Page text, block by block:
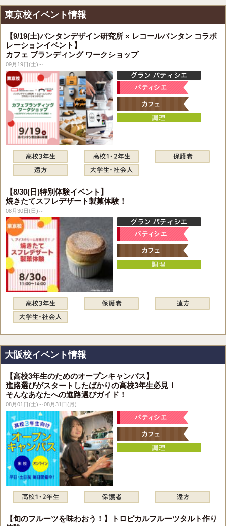
東京校イベント情報
【9/19(土)バンタンデザイン研究所 × レコールバンタン コラボ
レーションイベント】
カフェ ブランディング ワークショップ
09月19日(土)～
【8/30(日)特別体験イベント】
焼きたてスフレデザート製菓体験！
08月30日(日)～
大阪校イベント情報
【高校3年生のためのオープンキャンパス】
進路選びがスタートしたばかりの高校3年生必見！
そんなあなたへの進路選びガイド！
08月01日(土)～08月31日(月)
【旬のフルーツを味わおう！】トロピカルフルーツタルト作り